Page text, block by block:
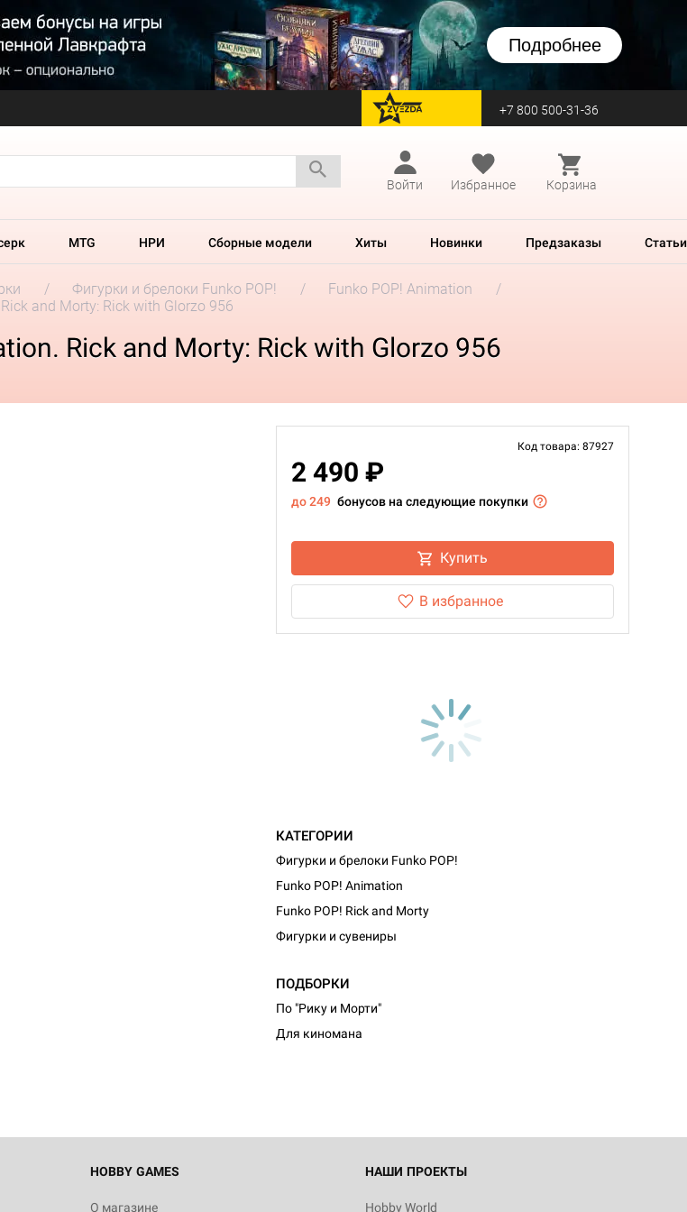
Подробнее
перейти на Zvezda +7 800 500-31-36
Войти
Избранное Корзина
MTG НРИ Сборные модели Хиты Новинки Предзаказы Статьи
Фигурки и брелоки Funko POP!
Funko POP! Animation
and Morty: Rick with Glorzo 956
Rick and Morty: Rick with Glorzo 956
Код товара: 87927
2 490 ₽
до 249 бонусов на следующие покупки
Купить
В избранное
КАТЕГОРИИ
Фигурки и брелоки Funko POP!
Funko POP! Animation
Funko POP! Rick and Morty
Фигурки и сувениры
ПОДБОРКИ
По "Рику и Морти"
Для киномана
HOBBY GAMES
О магазине
НАШИ ПРОЕКТЫ
Hobby World